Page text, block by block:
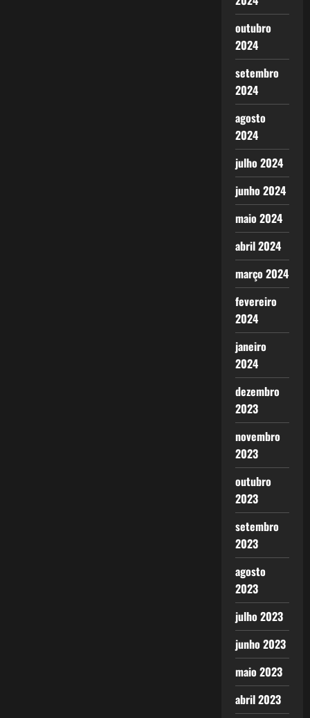
outubro
2024
setembro
2024
agosto
2024
julho 2024
junho 2024
maio 2024
abril 2024
março 2024
fevereiro
2024
janeiro
2024
dezembro
2023
novembro
2023
outubro
2023
setembro
2023
agosto
2023
julho 2023
junho 2023
maio 2023
abril 2023